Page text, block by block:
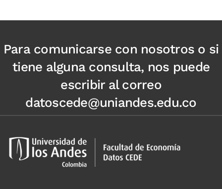
Para comunicarse con nosotros o si
tiene alguna consulta, nos puede
escribir al correo
datoscede@uniandes.edu.co